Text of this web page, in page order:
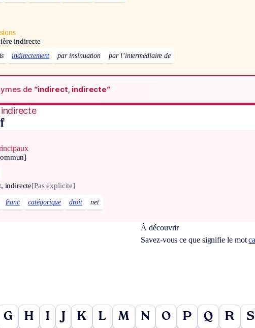
indirecte
indirectement par insinuation par l’intermédiaire de
de “indirect, indirecte“
indirecte[Pas explicite]
franc catégorique droit net
À découvrir
Savez-vous ce que signifie le mot
G H I J K L M N O P Q R S